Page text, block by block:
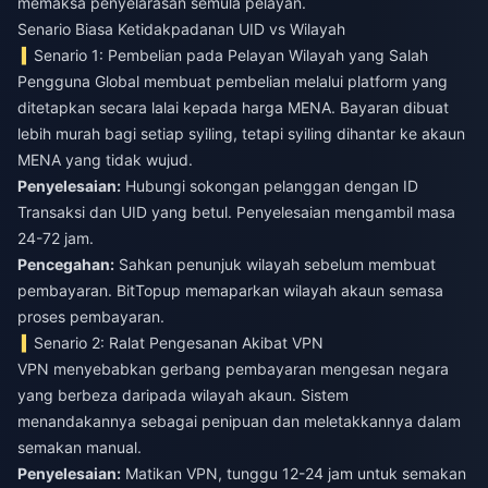
Senario Biasa Ketidakpadanan UID vs Wilayah
Senario 1: Pembelian pada Pelayan Wilayah yang Salah
Pengguna Global membuat pembelian melalui platform yang
ditetapkan secara lalai kepada harga MENA. Bayaran dibuat
lebih murah bagi setiap syiling, tetapi syiling dihantar ke akaun
MENA yang tidak wujud.
Penyelesaian: Hubungi sokongan pelanggan dengan ID
Transaksi dan UID yang betul. Penyelesaian mengambil masa
24-72 jam.
Pencegahan: Sahkan penunjuk wilayah sebelum membuat
pembayaran. BitTopup memaparkan wilayah akaun semasa
proses pembayaran.
Senario 2: Ralat Pengesanan Akibat VPN
VPN menyebabkan gerbang pembayaran mengesan negara
yang berbeza daripada wilayah akaun. Sistem
menandakannya sebagai penipuan dan meletakkannya dalam
semakan manual.
Penyelesaian: Matikan VPN, tunggu 12-24 jam untuk semakan